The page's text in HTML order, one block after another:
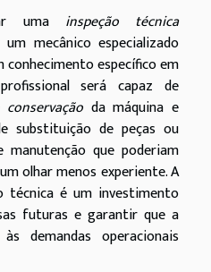
uma inspeção técnica
mecânico especializado
conhecimento específico em
será capaz de
da máquina e
substituição de peças ou
manutenção que poderiam
olhar menos experiente. A
técnica é um investimento
futuras e garantir que a
demandas operacionais